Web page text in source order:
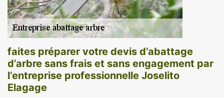
faites préparer votre devis d’abattage
d’arbre sans frais et sans engagement par
l’entreprise professionnelle Joselito
Elagage